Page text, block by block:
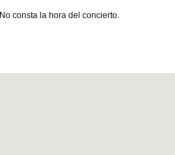
No consta la hora del concierto.